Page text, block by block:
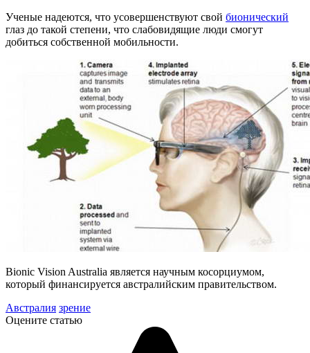
Ученые надеются, что усовершенствуют свой бионический
глаз до такой степени, что слабовидящие люди смогут
добиться собственной мобильности.
Bionic Vision Australia является научным косорциумом,
который финансируется австралийским правительством.
Австралия зрение
Оцените статью